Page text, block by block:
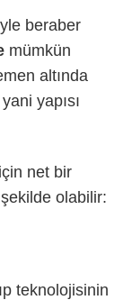
beraber
mümkün
altında
yapısı
net bir
olabilir:
teknolojisinin